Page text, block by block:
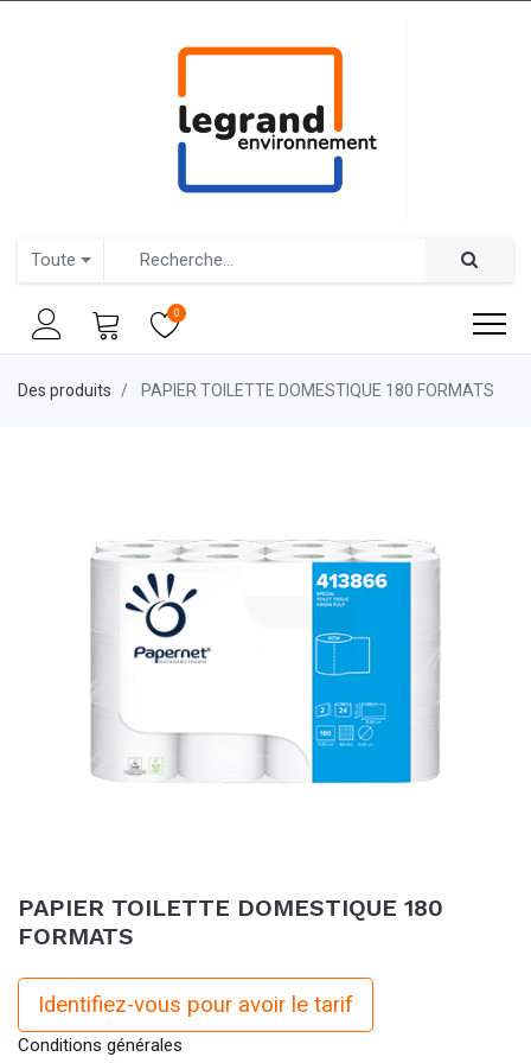
Toute
0
Des produits PAPIER TOILETTE DOMESTIQUE 180 FORMATS
PAPIER TOILETTE DOMESTIQUE 180
FORMATS
Identifiez-vous pour avoir le tarif
Conditions générales